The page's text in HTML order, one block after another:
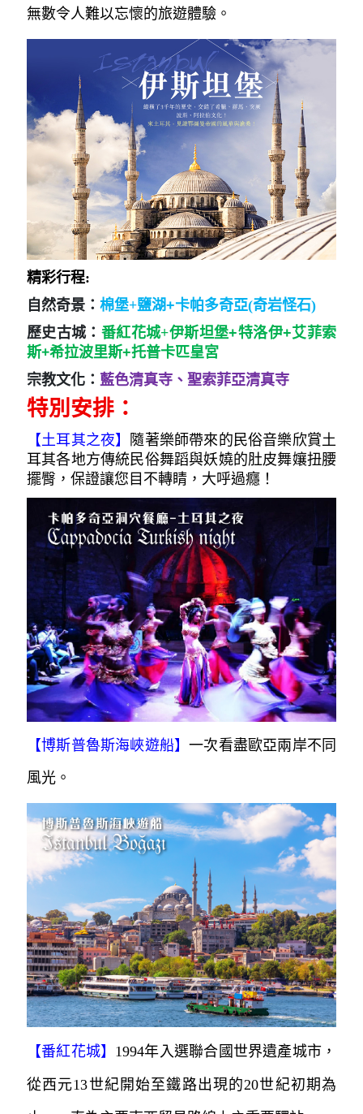
無數令人難以忘懷的旅遊體驗。
精彩行程:
自然奇景： 棉堡+鹽湖+卡帕多奇亞(奇岩怪石)
歷史古城： 番紅花城+伊斯坦堡+特洛伊+艾菲索
斯+希拉波里斯+托普卡匹皇宮
宗教文化： 藍色清真寺、聖索菲亞清真寺
特別安排：
【土耳其之夜】
隨著樂師帶來的民俗音樂欣賞土
耳其各地方傳統民俗舞蹈與妖嬈的肚皮舞孃扭腰
擺臀，保證讓您目不轉睛，大呼過癮！
【博斯普魯斯海峽遊船】一次看盡歐亞兩岸不同
風光。
【番紅花城】 1994年入選聯合國世界遺產城市，
從西元13世紀開始至鐵路出現的20世紀初期為